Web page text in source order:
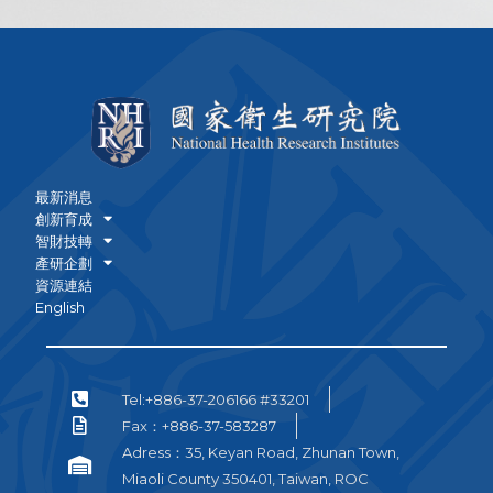
最新消息
創新育成
智財技轉
產研企劃
資源連結
English
Tel:+886-37-206166 #33201
Fax：+886-37-583287
Adress：35, Keyan Road, Zhunan Town,
Miaoli County 350401, Taiwan, ROC